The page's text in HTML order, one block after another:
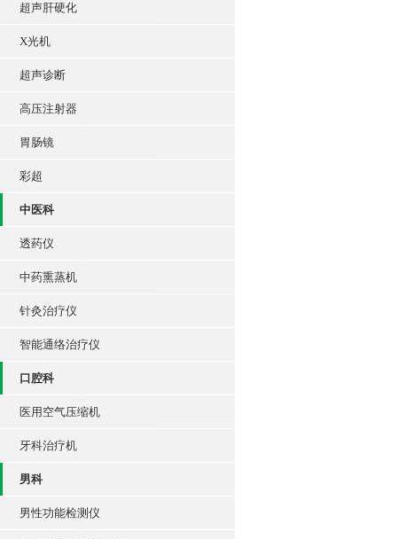
超声肝硬化
X光机
超声诊断
高压注射器
胃肠镜
彩超
中医科
透药仪
中药熏蒸机
针灸治疗仪
智能通络治疗仪
口腔科
医用空气压缩机
牙科治疗机
男科
男性功能检测仪